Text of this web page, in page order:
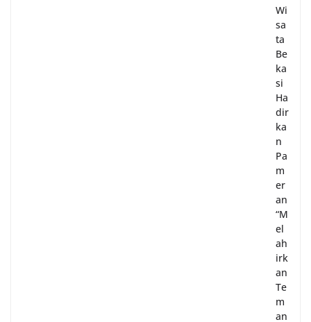
Wi
sa
ta
Be
ka
si
Ha
dir
ka
n
Pa
m
er
an
“M
el
ah
irk
an
Te
m
an